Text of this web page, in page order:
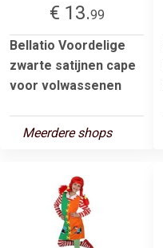
€ 13.99
Bellatio Voordelige
zwarte satijnen cape
voor volwassenen
Meerdere shops